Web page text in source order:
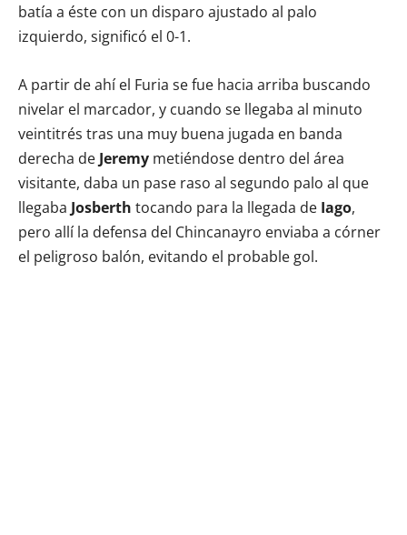
batía a éste con un disparo ajustado al palo
izquierdo, significó el 0-1.
A partir de ahí el Furia se fue hacia arriba buscando
nivelar el marcador, y cuando se llegaba al minuto
veintitrés tras una muy buena jugada en banda
derecha de Jeremy metiéndose dentro del área
visitante, daba un pase raso al segundo palo al que
llegaba Josberth tocando para la llegada de Iago,
pero allí la defensa del Chincanayro enviaba a córner
el peligroso balón, evitando el probable gol.